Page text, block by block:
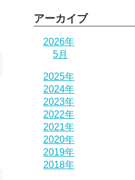
アーカイブ
2026年
5月
2025年
2024年
2023年
2022年
2021年
2020年
2019年
2018年